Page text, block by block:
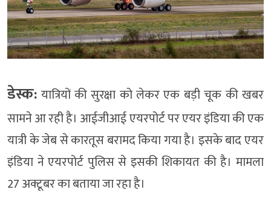
डेस्क: यात्रियों की सुरक्षा को लेकर एक बड़ी चूक की खबर
सामने आ रही है। आईजीआई एयरपोर्ट पर एयर इंडिया की एक
यात्री के जेब से कारतूस बरामद किया गया है। इसके बाद एयर
इंडिया ने एयरपोर्ट पुलिस से इसकी शिकायत की है। मामला
27 अक्टूबर का बताया जा रहा है।